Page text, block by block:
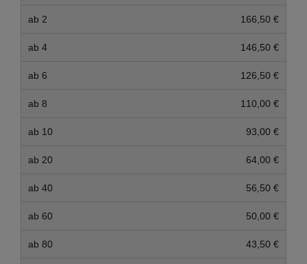
ab 2 166,50 €
ab 4 146,50 €
ab 6 126,50 €
ab 8 110,00 €
ab 10 93,00 €
ab 20 64,00 €
ab 40 56,50 €
ab 60 50,00 €
ab 80 43,50 €